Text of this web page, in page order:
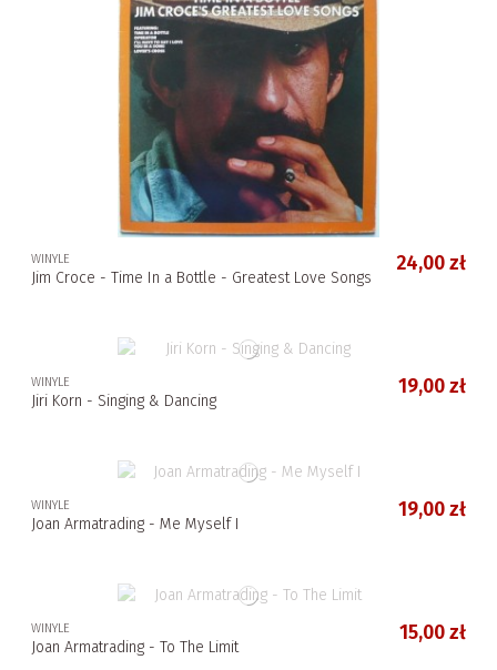
WINYLE
Jim Croce - Time In a Bottle - Greatest Love Songs
24,00 zł
WINYLE
Jiri Korn - Singing & Dancing
19,00 zł
WINYLE
Joan Armatrading - Me Myself I
19,00 zł
WINYLE
Joan Armatrading - To The Limit
15,00 zł